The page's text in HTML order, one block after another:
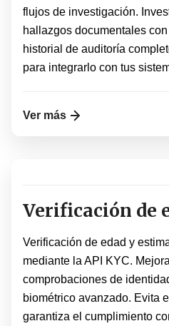
flujos de investigación.
hallazgos documentales
historial de auditoría
para integrarlo con tus
Ver más
Verificación de
Verificación de edad y
mediante la API KYC.
comprobaciones de
biométrico avanzado. Evita
garantiza el cumplimiento